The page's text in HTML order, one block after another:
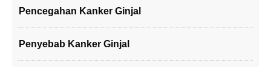
Pencegahan Kanker Ginjal
Penyebab Kanker Ginjal